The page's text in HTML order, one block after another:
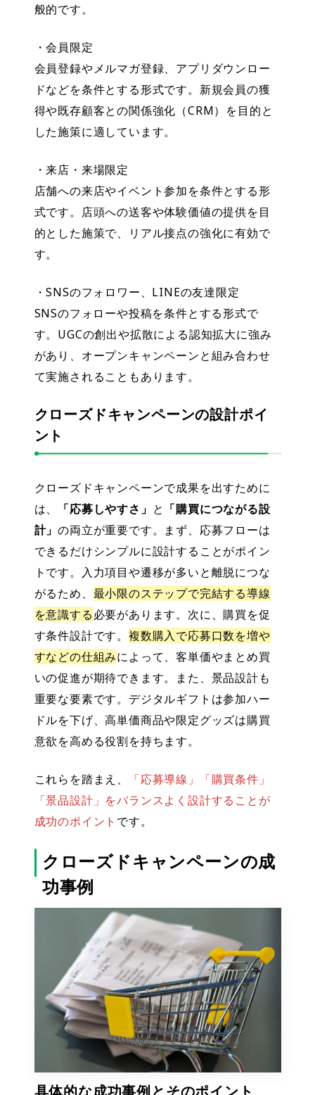
般的です。
・会員限定
会員登録やメルマガ登録、アプリダウンロー
ドなどを条件とする形式です。新規会員の獲
得や既存顧客との関係強化（CRM）を目的と
した施策に適しています。
・来店・来場限定
店舗への来店やイベント参加を条件とする形
式です。店頭への送客や体験価値の提供を目
的とした施策で、リアル接点の強化に有効で
す。
・SNSのフォロワー、LINEの友達限定
SNSのフォローや投稿を条件とする形式で
す。UGCの創出や拡散による認知拡大に強み
があり、オープンキャンペーンと組み合わせ
て実施されることもあります。
クローズドキャンペーンの設計ポイ
ント
クローズドキャンペーンで成果を出すために
は、
「応募しやすさ」 と 「購買につながる設
計」の両立が重要です。まず、応募フローは
できるだけシンプルに設計することがポイン
トです。入力項目や遷移が多いと離脱につな
がるため、 最小限のステップで完結する導線
を意識する必要があります。次に、購買を促
す条件設計です。 複数購入で応募口数を増や
すなどの仕組みによって、客単価やまとめ買
いの促進が期待できます。また、景品設計も
重要な要素です。デジタルギフトは参加ハー
ドルを下げ、高単価商品や限定グッズは購買
意欲を高める役割を持ちます。
これらを踏まえ、
「応募導線」「購買条件」
「景品設計」をバランスよく設計することが
成功のポイント です。
クローズドキャンペーンの成
功事例
具体的な成功事例とそのポイント